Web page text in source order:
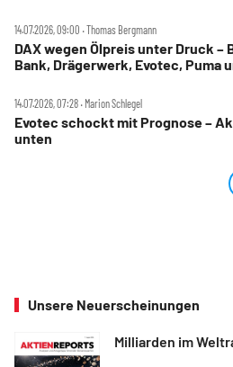
14.07.2026, 09:00 ‧ Thomas Bergmann
DAX wegen Ölpreis unter Druck –
Bank, Drägerwerk, Evotec, Puma
14.07.2026, 07:28 ‧ Marion Schlegel
Evotec schockt mit Prognose –
unten
Unsere Neuerscheinungen
Milliarden im